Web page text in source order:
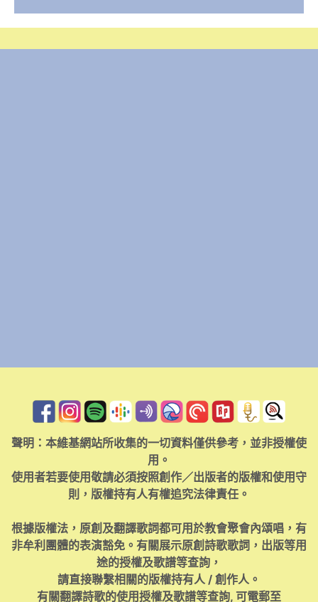
聲明：本維基網站所收集的一切資料僅供參考，並非授權使
用。
使用者若要使用敬請必須按照創作／出版者的版權和使用守
則，版權持有人有權追究法律責任。
根據版權法，原創及翻譯歌詞都可用於教會聚會內頌唱，有
非牟利團體的表演豁免。有關展示原創詩歌歌詞，出版等用
途的授權及歌譜等查詢，
請直接聯繫相關的版權持有人 / 創作人。
有關翻譯詩歌的使用授權及歌譜等查詢, 可電郵至